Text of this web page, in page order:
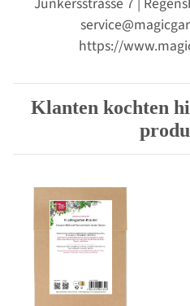
https://
Klanten kochten